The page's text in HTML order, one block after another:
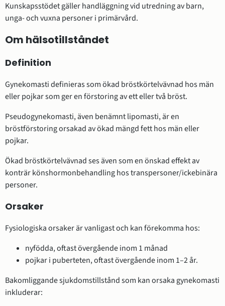
Kunskapsstödet gäller handläggning vid utredning av barn,
unga- och vuxna personer i primärvård.
Om hälsotillståndet
Definition
Gynekomasti definieras som ökad bröstkörtelvävnad hos män
eller pojkar som ger en förstoring av ett eller två bröst.
Pseudogynekomasti, även benämnt lipomasti, är en
bröstförstoring orsakad av ökad mängd fett hos män eller
pojkar.
Ökad bröstkörtelvävnad ses även som en önskad effekt av
konträr könshormonbehandling hos transpersoner/ickebinära
personer.
Orsaker
Fysiologiska orsaker är vanligast och kan förekomma hos:
nyfödda, oftast övergående inom 1 månad
pojkar i puberteten, oftast övergående inom 1–2 år.
Bakomliggande sjukdomstillstånd som kan orsaka gynekomasti
inkluderar: